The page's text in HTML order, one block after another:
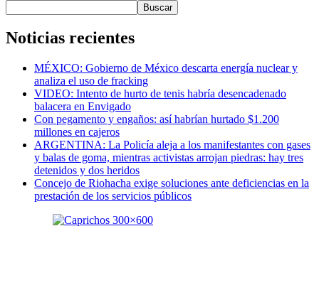
Buscar
Noticias recientes
MÉXICO: Gobierno de México descarta energía nuclear y
analiza el uso de fracking
VIDEO: Intento de hurto de tenis habría desencadenado
balacera en Envigado
Con pegamento y engaños: así habrían hurtado $1.200
millones en cajeros
ARGENTINA: La Policía aleja a los manifestantes con gases
y balas de goma, mientras activistas arrojan piedras: hay tres
detenidos y dos heridos
Concejo de Riohacha exige soluciones ante deficiencias en la
prestación de los servicios públicos